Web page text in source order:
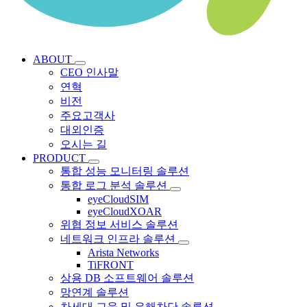
ABOUT
CEO 인사말
연혁
비전
주요고객사
대외인증
오시는 길
PRODUCT
통합 성능 모니터링 솔루션
통합 로그 분석 솔루션
eyeCloudSIM
eyeCloudXOAR
위협 정보 서비스 솔루션
네트워크 인프라 솔루션
Arista Networks
TiFRONT
상용 DB 소프트웨어 솔루션
망연계 솔루션